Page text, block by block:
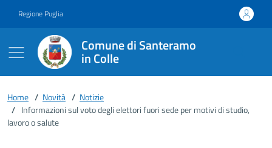
Regione Puglia
Comune di Santeramo
in Colle
Home / Novità / Notizie
/ Informazioni sul voto degli elettori fuori sede per motivi di studio,
lavoro o salute